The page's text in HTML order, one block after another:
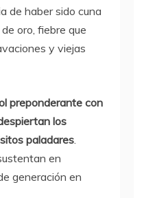
de haber sido cuna
oro, fiebre que
y viejas
preponderante con
los
paladares.
en
generación en